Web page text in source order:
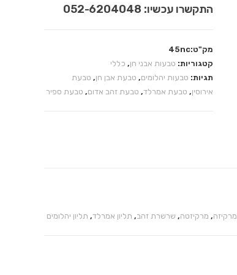
התקשרו עכשיו: 052-6204048
מק"ט:45nc
קטגוריות: טבעות אבני חן, כללי
תגיות: טבעות יהלומים, טבעת אבן חן, טבעת
אירוסין, טבעת אמרלד, טבעת זהב אדום, טבעת ספיר
מרקיזה, מרקיזטה, שרשרת זהב, תליון אמרלד, תליון יהלומים